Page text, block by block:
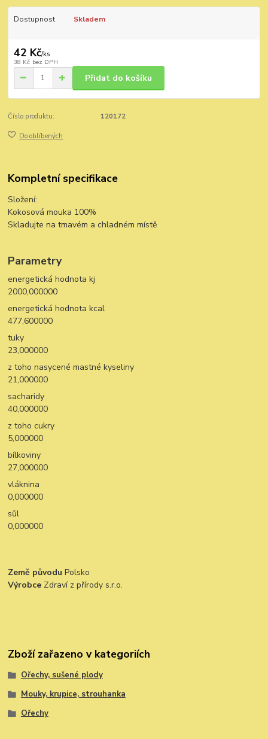
Dostupnost Skladem
42 Kč/ks
38 Kč bez DPH
Přidat do košíku
Číslo produktu: 120172
Do oblíbených
Kompletní specifikace
Složení:
Kokosová mouka 100%
Skladujte na tmavém a chladném místě
Parametry
energetická hodnota kj
2000,000000
energetická hodnota kcal
477,600000
tuky
23,000000
z toho nasycené mastné kyseliny
21,000000
sacharidy
40,000000
z toho cukry
5,000000
bílkoviny
27,000000
vláknina
0,000000
sůl
0,000000
Země původuPolsko
Výrobce Zdraví z přírody s.r.o.
Zboží zařazeno v kategoriích
Ořechy, sušené plody
Mouky, krupice, strouhanka
Ořechy